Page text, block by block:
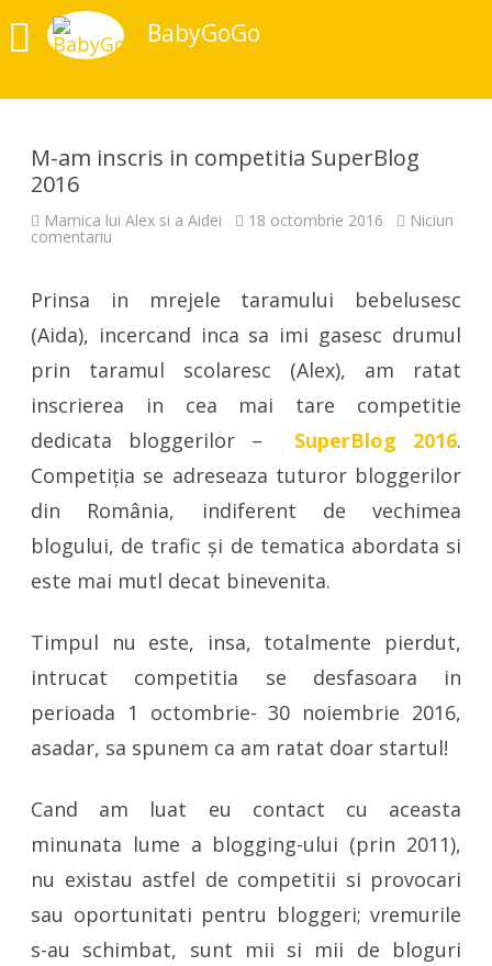
BabyGoGo
M-am inscris in competitia SuperBlog
2016
Mamica lui Alex si a Aidei 18 octombrie 2016 Niciun
comentariu
in
competitia
SuperBlog
2016
Prinsa in mrejele taramului bebelusesc
(Aida), incercand inca sa imi gasesc drumul
prin taramul scolaresc (Alex), am ratat
inscrierea in cea mai tare competitie
dedicata bloggerilor – SuperBlog 2016.
Competiția se adreseaza tuturor bloggerilor
din România, indiferent de vechimea
blogului, de trafic și de tematica abordata si
este mai mutl decat binevenita.
Timpul nu este, insa, totalmente pierdut,
intrucat competitia se desfasoara in
perioada 1 octombrie- 30 noiembrie 2016,
asadar, sa spunem ca am ratat doar startul!
Cand am luat eu contact cu aceasta
minunata lume a blogging-ului (prin 2011),
nu existau astfel de competitii si provocari
sau oportunitati pentru bloggeri; vremurile
s-au schimbat, sunt mii si mii de bloguri